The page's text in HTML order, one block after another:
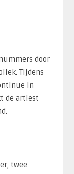
door
Tijdens
in
de artiest
twee